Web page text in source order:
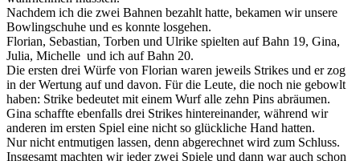
Nachdem ich die zwei Bahnen bezahlt hatte, bekamen wir unsere
Bowlingschuhe und es konnte losgehen.
Florian, Sebastian, Torben und Ulrike spielten auf Bahn 19, Gina,
Julia, Michelle und ich auf Bahn 20.
Die ersten drei Würfe von Florian waren jeweils Strikes und er zog
in der Wertung auf und davon. Für die Leute, die noch nie gebowlt
haben: Strike bedeutet mit einem Wurf alle zehn Pins abräumen.
Gina schaffte ebenfalls drei Strikes hintereinander, während wir
anderen im ersten Spiel eine nicht so glückliche Hand hatten.
Nur nicht entmutigen lassen, denn abgerechnet wird zum Schluss.
Insgesamt machten wir jeder zwei Spiele und dann war auch schon